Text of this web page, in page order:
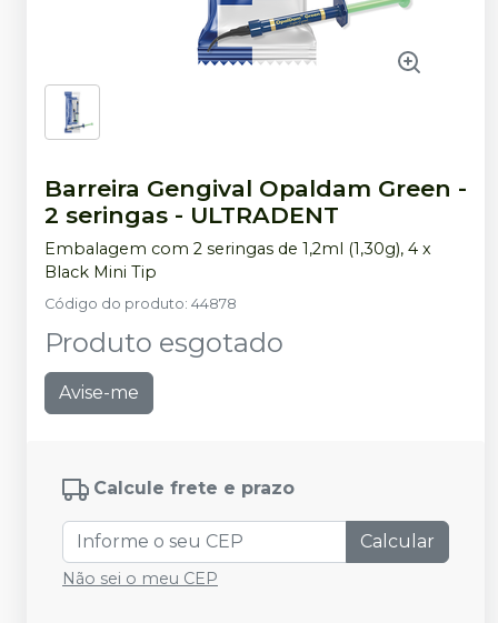
Barreira Gengival Opaldam Green -
2 seringas - ULTRADENT
Embalagem com 2 seringas de 1,2ml (1,30g), 4 x
Black Mini Tip
Código do produto: 44878
Produto esgotado
Avise-me
Calcule frete e prazo
Calcular
Não sei o meu CEP